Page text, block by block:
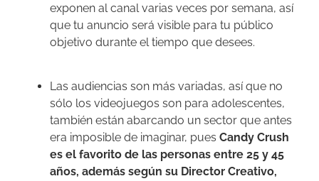
exponen al canal varias veces por semana, así
que tu anuncio será visible para tu público
objetivo durante el tiempo que desees.
Las audiencias son más variadas, así que no
sólo los videojuegos son para adolescentes,
también están abarcando un sector que antes
era imposible de imaginar, pues Candy Crush
es el favorito de las personas entre 25 y 45
años, además según su Director Creativo,